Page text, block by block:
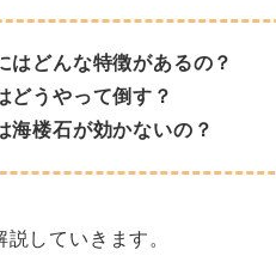
はどんな特徴があるの？
どうやって倒す？
海楼石が効かないの？
していきます。